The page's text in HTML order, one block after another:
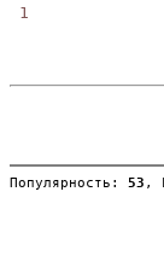
1
Популярность: 53